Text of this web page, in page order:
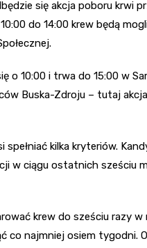
się akcja poboru krwi
do 14:00 krew będą
o 10:00 i trwa do 15:00 w
Buska-Zdroju – tutaj
kilka kryteriów.
w ciągu ostatnich sześciu
krew do sześciu razy
co najmniej osiem tygodni.